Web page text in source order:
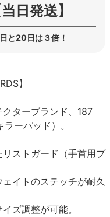
当日発送】
と20日は３倍！
】
ターブランド、187
ーパッド）。
ストガード（手首用プ
イトのステッチが耐久
ズ調整が可能。